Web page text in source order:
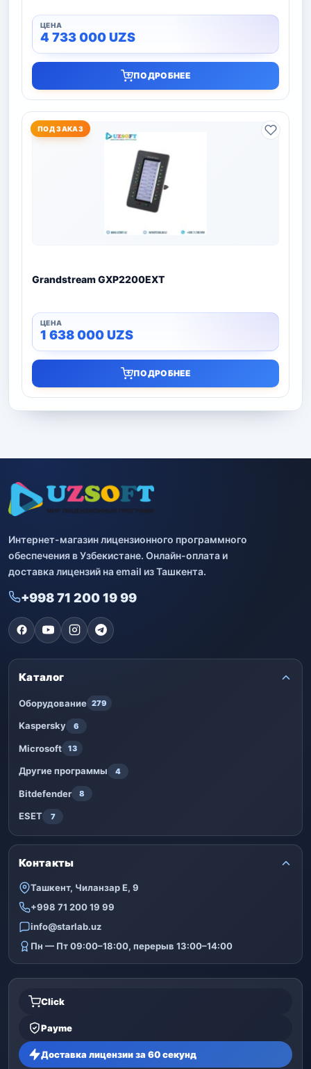
4 733 000UZS
ПОДРОБНЕЕ
ПОД ЗАКАЗ
Grandstream GXP2200EXT
1 638 000UZS
ПОДРОБНЕЕ
Интернет-магазин лицензионного программного
обеспечения в Узбекистане. Онлайн-оплата и
доставка лицензий на email из Ташкента.
+998 71 200 19 99
Каталог
Оборудование 279
Kaspersky 6
Microsoft 13
Другие программы 4
Bitdefender 8
ESET 7
Контакты
Ташкент, Чиланзар Е, 9
+998 71 200 19 99
info@starlab.uz
Пн — Пт 09:00–18:00, перерыв 13:00–14:00
Click
Payme
Доставка лицензии за 60 секунд